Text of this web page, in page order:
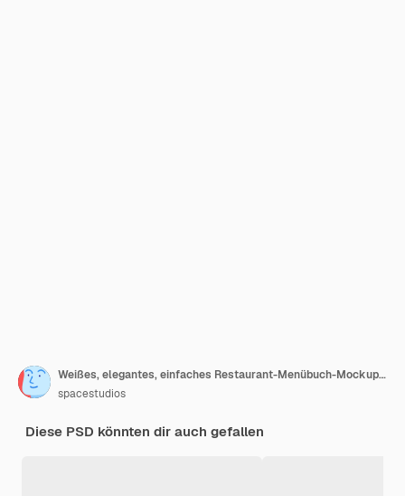
Weißes, elegantes, einfaches Restaurant-Menübuch-Mockup 3D isoliert
spacestudios
Diese PSD könnten dir auch gefallen